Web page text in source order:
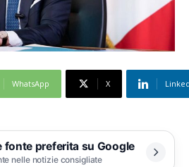
WhatsApp X
fonte preferita su Google
nelle notizie consigliate